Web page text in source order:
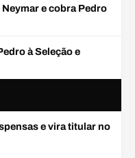
e cobra Pedro
à Seleção e
e vira titular no